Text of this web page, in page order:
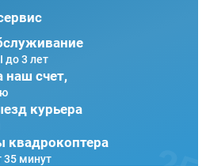
до 3 лет
наш счет,
курьера
квадрокоптера
35 минут